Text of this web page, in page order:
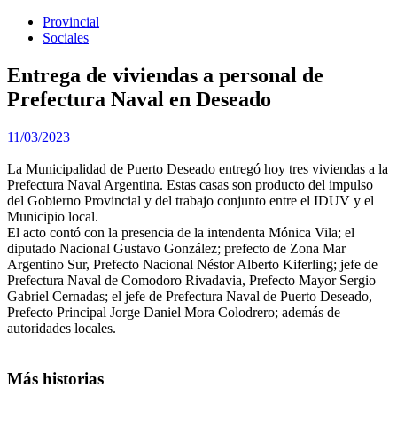
Provincial
Sociales
Entrega de viviendas a personal de
Prefectura Naval en Deseado
11/03/2023
La Municipalidad de Puerto Deseado entregó hoy tres viviendas a la
Prefectura Naval Argentina. Estas casas son producto del impulso
del Gobierno Provincial y del trabajo conjunto entre el IDUV y el
Municipio local.
El acto contó con la presencia de la intendenta Mónica Vila; el
diputado Nacional Gustavo González; prefecto de Zona Mar
Argentino Sur, Prefecto Nacional Néstor Alberto Kiferling; jefe de
Prefectura Naval de Comodoro Rivadavia, Prefecto Mayor Sergio
Gabriel Cernadas; el jefe de Prefectura Naval de Puerto Deseado,
Prefecto Principal Jorge Daniel Mora Colodrero; además de
autoridades locales.
Más historias